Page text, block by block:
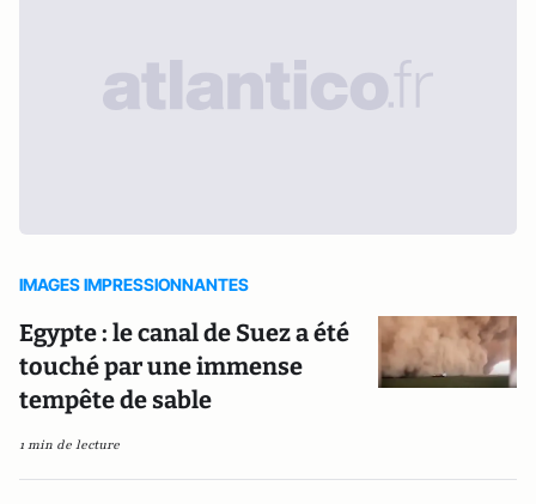
IMAGES IMPRESSIONNANTES
Egypte : le canal de Suez a été
touché par une immense
tempête de sable
1 min de lecture